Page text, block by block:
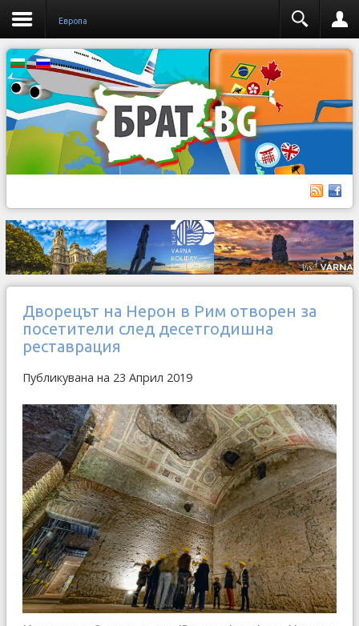
Европа
Дворецът на Нерон в Рим отворен за
посетители след десетгодишна
реставрация
Публикувана на 23 Април 2019